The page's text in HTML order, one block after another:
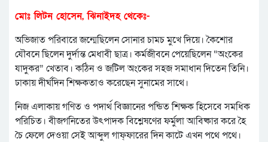
মোঃ লিটন হোসেন, ঝিনাইদহ থেকেঃ-
অভিজাত পরিবারে জন্মেছিলেন সোনার চামচ মুখে দিয়ে। কৈশোর
যৌবনে ছিলেন দুর্দান্ত মেধাবী ছাত্র। কর্মজীবনে পেয়েছিলেন “অংকের
যাদুকর” খেতাব। কঠিন ও জটিল অংকের সহজ সমাধান দিতেন তিনি।
ঢাকায় দীর্ঘদিন শিক্ষকতাও করেছেন সুনামের সাথে।
নিজ এলাকায় গণিত ও পদার্থ বিজ্ঞানের পন্ডিত শিক্ষক হিসেবে সমধিক
পরিচিত। বীজগনিতের উৎপাদক বিশ্লেষণের ফর্মুলা আবিষ্কার করে হৈ
চৈ ফেলে দেওয়া সেই আব্দুল গাফ্ফারের দিন কাটে এখন পথে পথে।